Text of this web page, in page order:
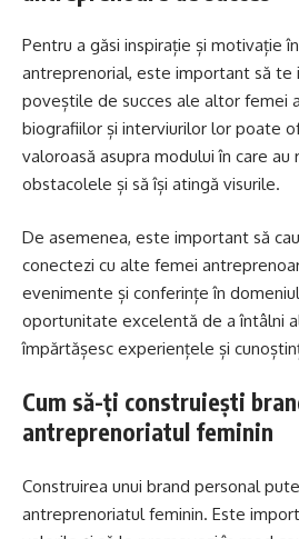
Pentru a găsi inspirație și motivație
antreprenorial, este important să te
poveștile de succes ale altor femei
biografiilor și interviurilor lor poate
valoroasă asupra modului în care au
obstacolele și să își atingă visurile.
De asemenea, este important să
conectezi cu alte femei
evenimente și conferințe în
oportunitate excelentă de a întâlni
împărtășesc experiențele și
Cum să-ți construiești
antreprenoriatul feminin
Construirea unui brand personal
antreprenoriatul feminin. Este